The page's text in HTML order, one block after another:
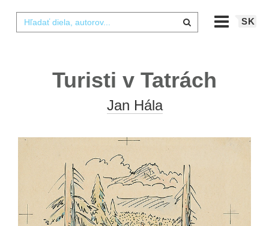
SK
Turisti v Tatrách
Jan Hála